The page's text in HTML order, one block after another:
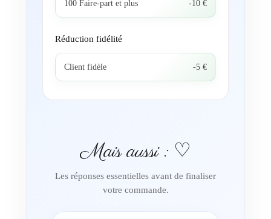
100 Faire-part et plus -10 €
Réduction fidélité
Client fidèle -5 €
Mais aussi : ♡
Les réponses essentielles avant de finaliser
votre commande.